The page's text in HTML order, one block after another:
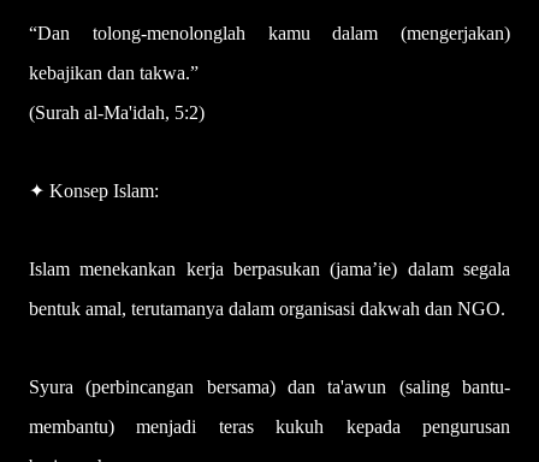
“Dan tolong-menolonglah kamu dalam (mengerjakan)
kebajikan dan takwa.”
(Surah al-Ma'idah, 5:2)
✦ Konsep Islam:
Islam menekankan kerja berpasukan (jama’ie) dalam segala
bentuk amal, terutamanya dalam organisasi dakwah dan NGO.
Syura (perbincangan bersama) dan ta'awun (saling bantu-
membantu) menjadi teras kukuh kepada pengurusan